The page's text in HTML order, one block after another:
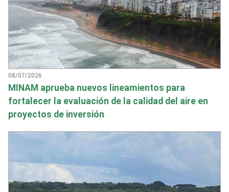
08/07/2026
MINAM aprueba nuevos lineamientos para
fortalecer la evaluación de la calidad del aire en
proyectos de inversión